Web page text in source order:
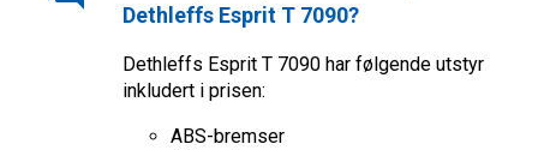
Dethleffs Esprit T 7090?
Dethleffs Esprit T 7090 har følgende utstyr
inkludert i prisen:
ABS-bremser